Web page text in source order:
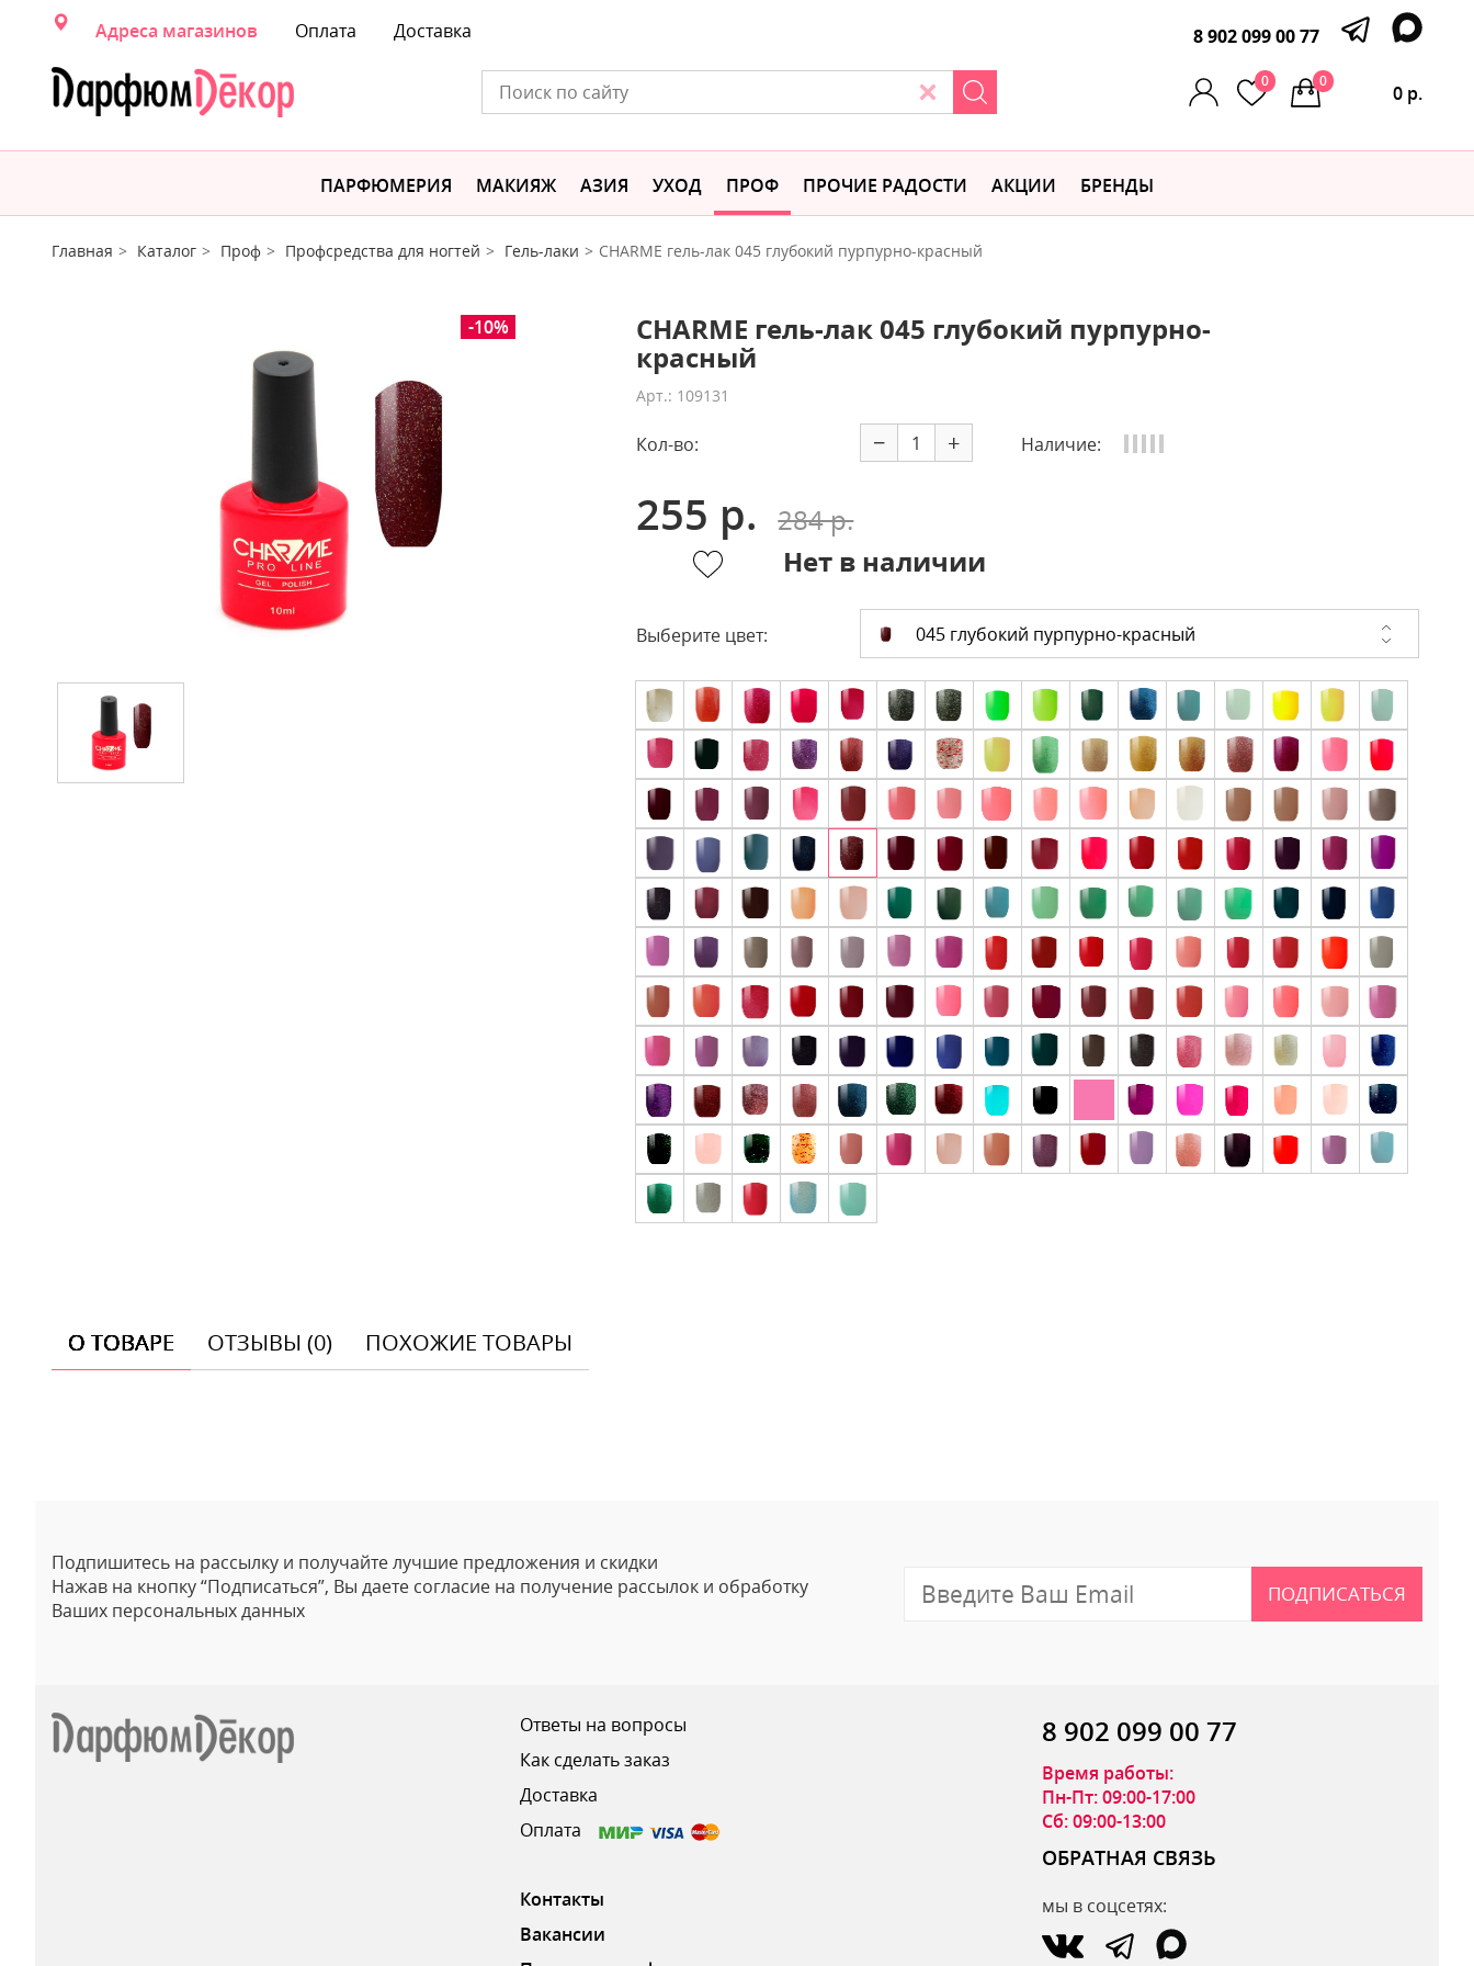
Адреса магазинов Оплата Доставка 8 902 099 00 77
0
0 р.
0
ПАРФЮМЕРИЯ МАКИЯЖ АЗИЯ УХОД ПРОФ ПРОЧИЕ РАДОСТИ АКЦИИ БРЕНДЫ
Главная Каталог Проф Профсредства для ногтей Гель-лаки CHARME гель-лак 045 глубокий пурпурно-красный
-10% CHARME гель-лак 045 глубокий пурпурно-
красный
Арт.: 109131
Кол-во: − + Наличие:
255 р.
284 р.
Нет в наличии
Выберите цвет: 045 глубокий пурпурно-красный
О ТОВАРЕ ОТЗЫВЫ (0) ПОХОЖИЕ ТОВАРЫ
ОТПРАВИТЬ ОТЗЫВ
Подпишитесь на рассылку и получайте лучшие предложения и скидки
Нажав на кнопку “Подписаться”, Вы даете согласие на получение рассылок и обработку
Ваших персональных данных
ПОДПИСАТЬСЯ
Ответы на вопросы
Как сделать заказ
Доставка
Оплата
Контакты
Вакансии
8 902 099 00 77
Время работы:
Пн-Пт: 09:00-17:00
Сб: 09:00-13:00
ОБРАТНАЯ СВЯЗЬ
мы в соцсетях: